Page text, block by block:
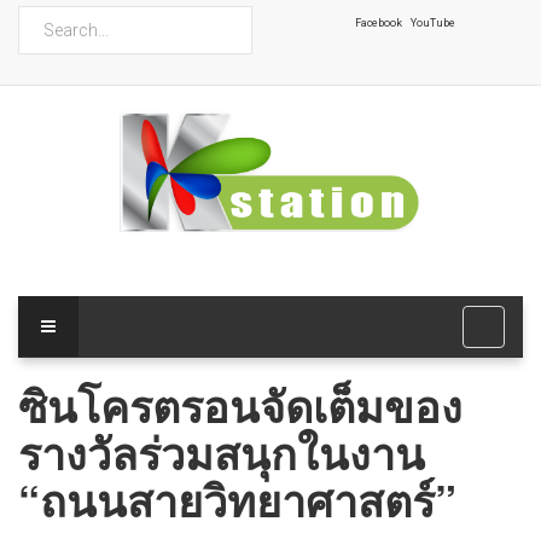
Facebook YouTube
ซินโครตรอนจัดเต็มของ
รางวัลร่วมสนุกในงาน
“ถนนสายวิทยาศาสตร์”